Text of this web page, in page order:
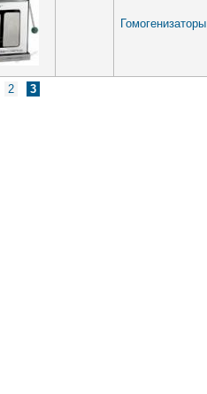
Гомогенизаторы
2 3